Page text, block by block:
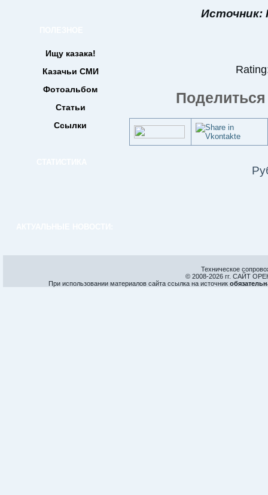
Ищу казака!
Казачьи СМИ
Фотоальбом
Статьи
Ссылки
Источник:
Техническое
© 2008-2026 гг. САЙТ
При использовании материалов сайта ссылка на источник